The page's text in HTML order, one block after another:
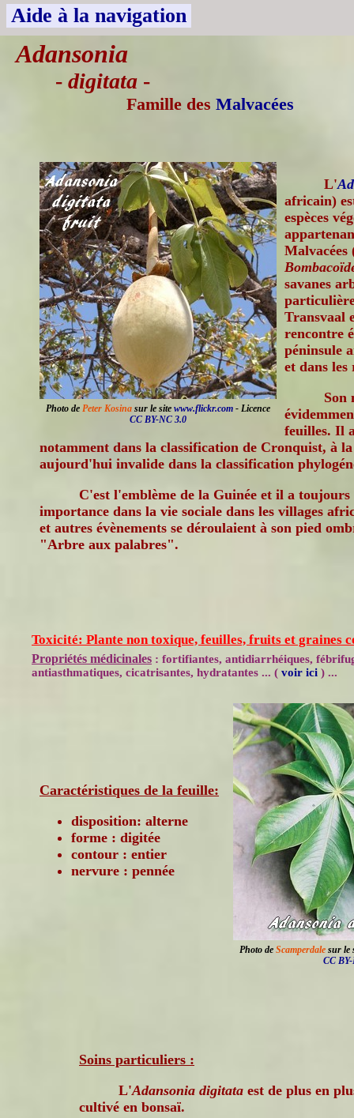
Aide à la navigation
Adansonia
- digitata -
Famille des Malvacées
Photo de Peter Kosina sur le site www.flickr.com - Licence
CC BY-NC 3.0
L'
africain)
espèces
Malvacées
savanes
Transvaal
rencontre
péninsule
et dans les
Son
feuilles. Il
notamment dans la classification de Cronquist, à
aujourd'hui invalide dans la classification
C'est l'emblème de la Guinée et il a toujours
importance dans la vie sociale dans les villages
et autres évènements se déroulaient à son pied
"Arbre aux palabres".
Toxicité: Plante non toxique, feuilles, fruits et graines
Propriétés médicinales : fortifiantes, antidiarrhéiques,
antiasthmatiques, cicatrisantes, hydratantes ... ( voir ici ) ...
Photo de Scamperdale sur le
CC
Caractéristiques de la feuille:
disposition: alterne
forme : digitée
contour : entier
nervure : pennée
Soins particuliers :
L'Adansonia digitata est de plus en
cultivé en bonsaï.